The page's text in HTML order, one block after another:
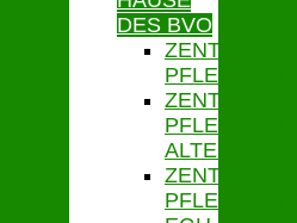
DES BVO
ZENTRALE
ZENTRALE
ALTENHILFE
ZENTRALE